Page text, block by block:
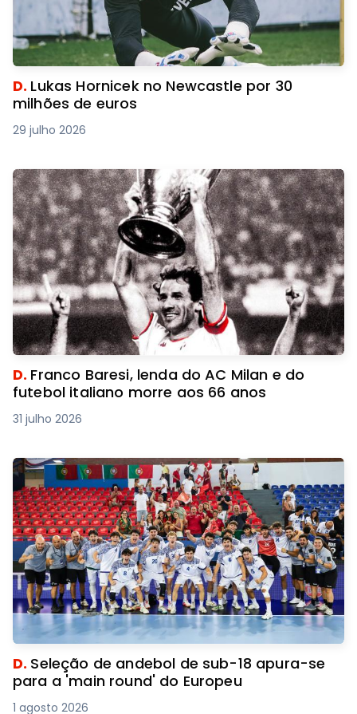
D. Lukas Hornicek no Newcastle por 30
milhões de euros
29 julho 2026
D. Franco Baresi, lenda do AC Milan e do
futebol italiano morre aos 66 anos
31 julho 2026
D. Seleção de andebol de sub-18 apura-se
para a 'main round' do Europeu
1 agosto 2026